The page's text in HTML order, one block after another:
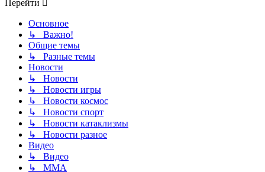
Перейти
Основное
↳ Важно!
Общие темы
↳ Разные темы
Новости
↳ Новости
↳ Новости игры
↳ Новости космос
↳ Новости спорт
↳ Новости катаклизмы
↳ Новости разное
Видео
↳ Видео
↳ ММА